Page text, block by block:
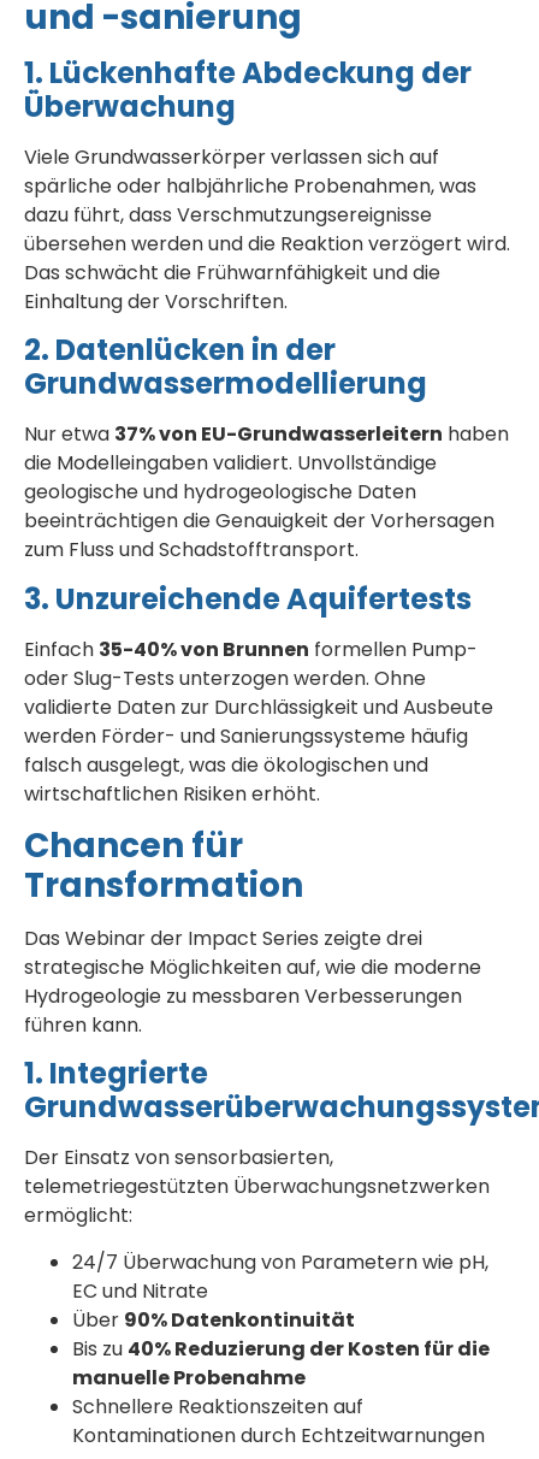
und -sanierung
1. Lückenhafte Abdeckung der
Überwachung
Viele Grundwasserkörper verlassen sich auf
spärliche oder halbjährliche Probenahmen, was
dazu führt, dass Verschmutzungsereignisse
übersehen werden und die Reaktion verzögert wird.
Das schwächt die Frühwarnfähigkeit und die
Einhaltung der Vorschriften.
2. Datenlücken in der
Grundwassermodellierung
Nur etwa 37% von EU-Grundwasserleitern haben
die Modelleingaben validiert. Unvollständige
geologische und hydrogeologische Daten
beeinträchtigen die Genauigkeit der Vorhersagen
zum Fluss und Schadstofftransport.
3. Unzureichende Aquifertests
Einfach 35-40% von Brunnen formellen Pump-
oder Slug-Tests unterzogen werden. Ohne
validierte Daten zur Durchlässigkeit und Ausbeute
werden Förder- und Sanierungssysteme häufig
falsch ausgelegt, was die ökologischen und
wirtschaftlichen Risiken erhöht.
Chancen für
Transformation
Das Webinar der Impact Series zeigte drei
strategische Möglichkeiten auf, wie die moderne
Hydrogeologie zu messbaren Verbesserungen
führen kann.
1. Integrierte
Der Einsatz von sensorbasierten,
telemetriegestützten Überwachungsnetzwerken
ermöglicht:
24/7 Überwachung von Parametern wie pH,
EC und Nitrate
Über 90% Datenkontinuität
Bis zu 40% Reduzierung der Kosten für die
manuelle Probenahme
Schnellere Reaktionszeiten auf
Kontaminationen durch Echtzeitwarnungen